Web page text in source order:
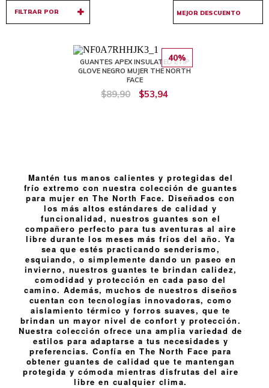
FILTRAR POR
40%
GUANTES APEX INSULATED ETIP
GLOVE NEGRO MUJER THE NORTH
FACE
$89,90 $53,94
Mantén tus manos calientes y protegidas del
frío extremo con nuestra colección de guantes
para mujer en The North Face. Diseñados con
los más altos estándares de calidad y
funcionalidad, nuestros guantes son el
compañero perfecto para tus aventuras al aire
libre durante los meses más fríos del año. Ya
sea que estés practicando senderismo,
esquiando, o simplemente dando un paseo en
invierno, nuestros guantes te brindan calidez,
comodidad y protección en cada paso del
camino. Además, muchos de nuestros diseños
cuentan con tecnologías innovadoras, como
aislamiento térmico y forros suaves, que te
brindan un mayor nivel de confort y protección.
Nuestra colección ofrece una amplia variedad de
estilos para adaptarse a tus necesidades y
preferencias. Confía en The North Face para
obtener guantes de calidad que te mantengan
protegida y cómoda mientras disfrutas del aire
libre en cualquier clima.